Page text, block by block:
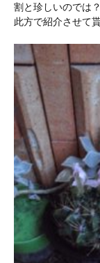
割と珍しいのでは
此方で紹介させて